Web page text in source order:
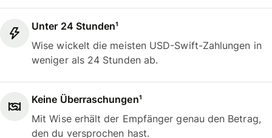
Unter 24 Stunden¹
Wise wickelt die meisten USD-Swift-Zahlungen in
weniger als 24 Stunden ab.
Keine Überraschungen¹
Mit Wise erhält der Empfänger genau den Betrag,
den du versprochen hast.